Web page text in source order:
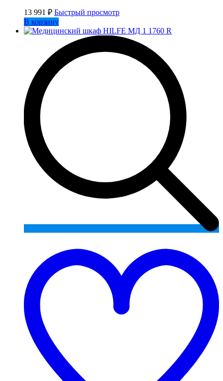
13 991 ₽ Быстрый просмотр
В корзину